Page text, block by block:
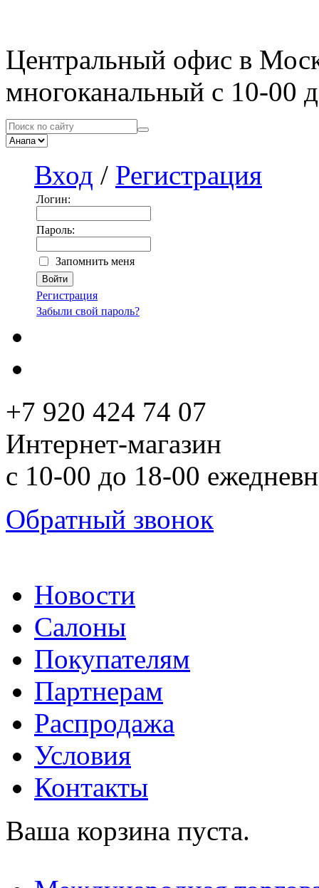
Центральный офис в
многоканальный с 10-00
Вход / Регистрация
Логин:
Пароль:
Запомнить меня
Регистрация
Забыли свой пароль?
+7 920 424 74 07
Интернет-магазин
с 10-00 до 18-00
Обратный звонок
Новости
Салоны
Покупателям
Партнерам
Распродажа
Условия
Контакты
Ваша корзина пуста.